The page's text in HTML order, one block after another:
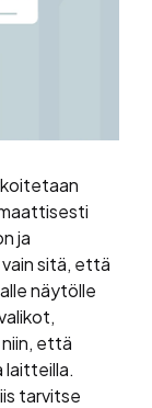
ja
sitä, että
näytölle
että
laitteilla.
tarvitse